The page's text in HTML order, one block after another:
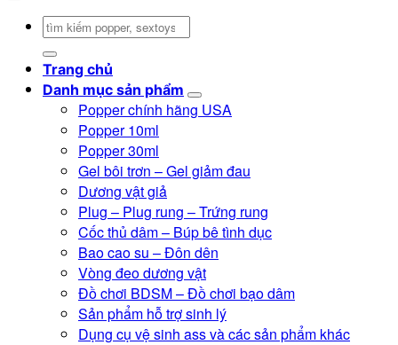
Tìm
Trang chủ
Danh mục sản phẩm
Popper chính hãng USA
Popper 10ml
Popper 30ml
Gel bôi trơn – Gel giảm đau
Dương vật giả
Plug – Plug rung – Trứng rung
Cốc thủ dâm – Búp bê tình dục
Bao cao su – Đôn dên
Vòng đeo dương vật
Đồ chơi BDSM – Đồ chơi bạo dâm
Sản phẩm hỗ trợ sinh lý
Dụng cụ vệ sinh ass và các sản phẩm khác